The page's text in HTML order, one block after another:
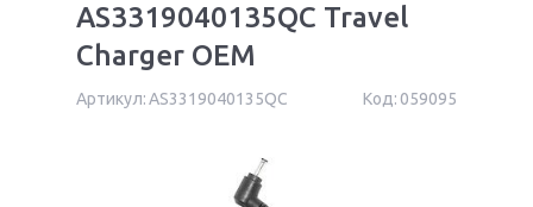
AS3319040135QC Travel
Charger OEM
Артикул:AS3319040135QC Код: 059095